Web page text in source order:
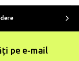
pe e-mail